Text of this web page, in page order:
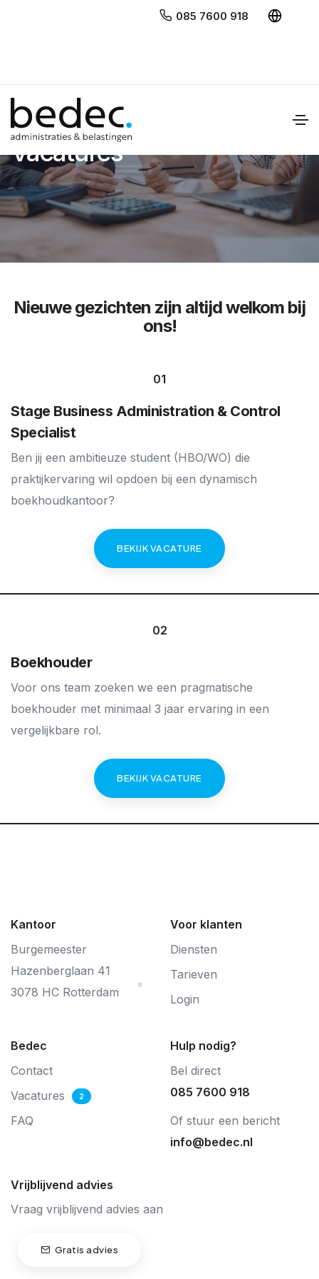
085 7600 918
Bedec
Vacatures
Nieuwe gezichten zijn altijd welkom bij
ons!
01
Stage Business Administration & Control
Specialist
Ben jij een ambitieuze student (HBO/WO) die
praktijkervaring wil opdoen bij een dynamisch
boekhoudkantoor?
BEKIJK VACATURE
02
Boekhouder
Voor ons team zoeken we een pragmatische
boekhouder met minimaal 3 jaar ervaring in een
vergelijkbare rol.
BEKIJK VACATURE
Kantoor
Burgemeester
Hazenberglaan 41
3078 HC Rotterdam
Voor klanten
Diensten
Tarieven
Login
Bedec
Contact
Vacatures
2
FAQ
Hulp nodig?
Bel direct
085 7600 918
Of stuur een bericht
info@bedec.nl
Vrijblijvend advies
Vraag vrijblijvend advies aan
Gratis advies